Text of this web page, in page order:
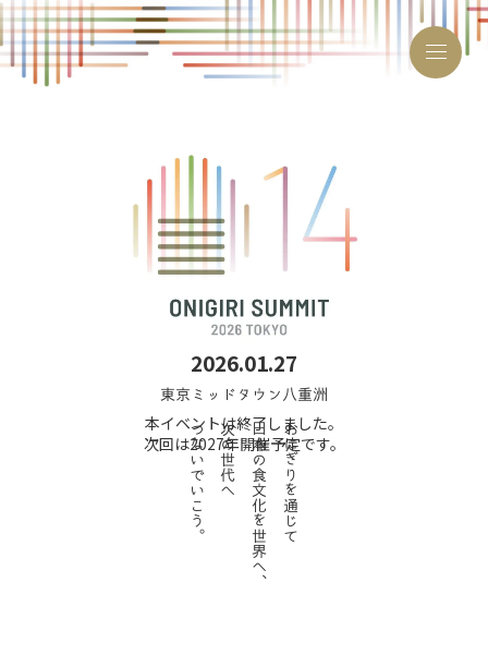
おにぎりサミット®とは
サミット参画自治体
沿革
2024年
2025年
2026年
お知らせ
お問い合わせ
2026.01.27
東京ミッドタウン八重洲
お
に
ぎ
り
を
通
じ
て
日
本
の
食
文
化
を
世
界
へ
、
次
の
世
代
へ
つ
な
い
で
い
こ
う
。
本イベントは終了しました。
次回は2027年開催予定です。